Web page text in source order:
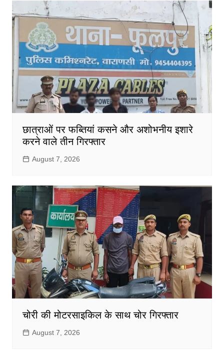
छात्राओं पर फब्तियां कसने और अशोभनीय इशारे
करने वाले तीन गिरफ्तार
August 7, 2026
चोरी की मोटरसाइकिल के साथ चोर गिरफ्तार
August 7, 2026